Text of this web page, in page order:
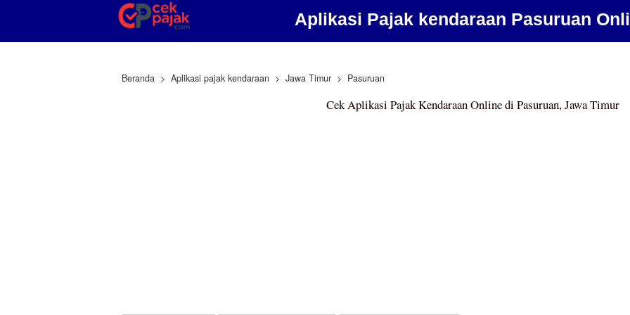
Aplikasi Pajak kendaraan Pasuruan
Beranda Aplikasi pajak kendaraan Jawa Timur Pasuruan
Cek Aplikasi Pajak Kendaraan Online di Pasuruan, Jawa Timur